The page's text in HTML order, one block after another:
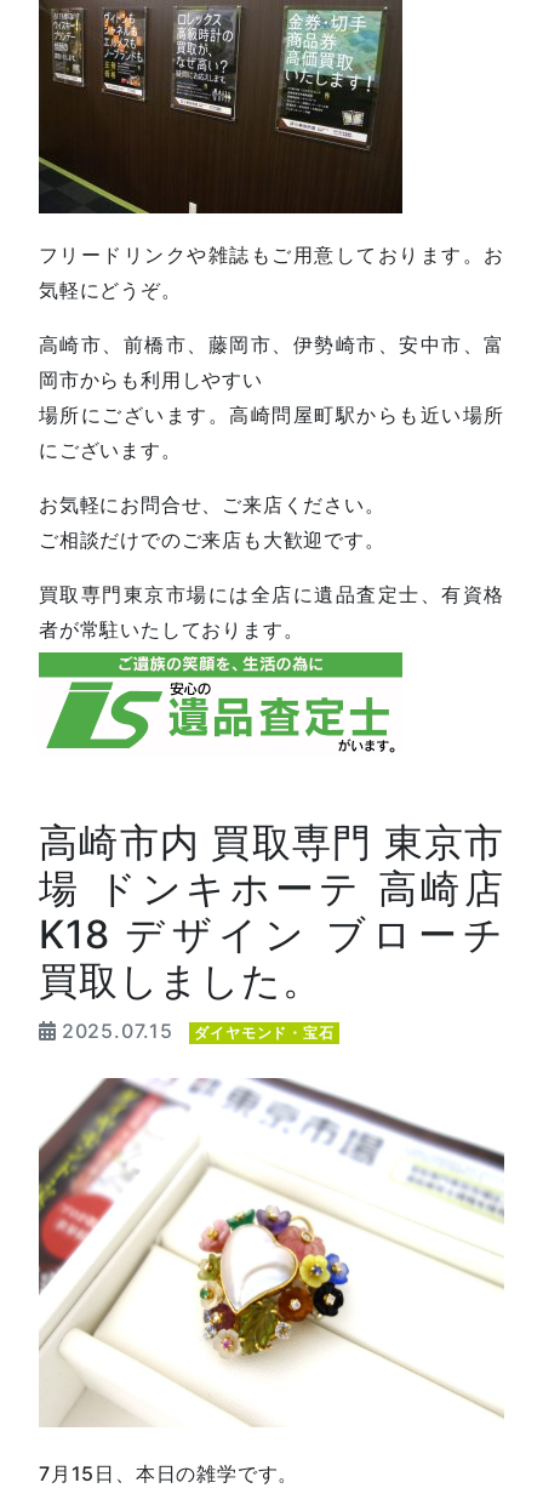
フリードリンクや雑誌もご用意しております。お
気軽にどうぞ。
高崎市、前橋市、藤岡市、伊勢崎市、安中市、富
岡市からも利用しやすい
場所にございます。高崎問屋町駅からも近い場所
にございます。
お気軽にお問合せ、ご来店ください。
ご相談だけでのご来店も大歓迎です。
買取専門東京市場には全店に遺品査定士、有資格
者が常駐いたしております。
高崎市内 買取専門 東京市
場 ドンキホーテ 高崎店
K18 デザイン ブローチ
買取しました。
2025.07.15 ダイヤモンド・宝石
7月15日、本日の雑学です。